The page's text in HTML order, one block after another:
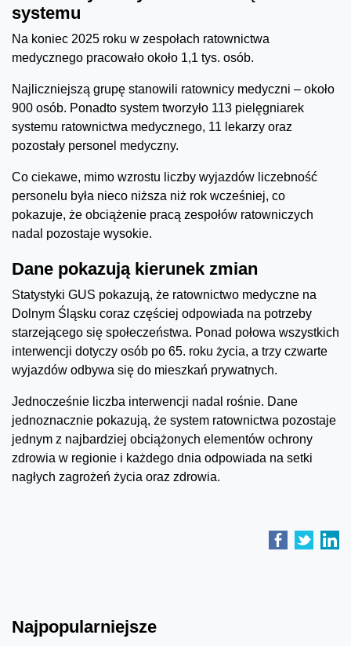
systemu
Na koniec 2025 roku w zespołach ratownictwa
medycznego pracowało około 1,1 tys. osób.
Najliczniejszą grupę stanowili ratownicy medyczni – około
900 osób. Ponadto system tworzyło 113 pielęgniarek
systemu ratownictwa medycznego, 11 lekarzy oraz
pozostały personel medyczny.
Co ciekawe, mimo wzrostu liczby wyjazdów liczebność
personelu była nieco niższa niż rok wcześniej, co
pokazuje, że obciążenie pracą zespołów ratowniczych
nadal pozostaje wysokie.
Dane pokazują kierunek zmian
Statystyki GUS pokazują, że ratownictwo medyczne na
Dolnym Śląsku coraz częściej odpowiada na potrzeby
starzejącego się społeczeństwa. Ponad połowa wszystkich
interwencji dotyczy osób po 65. roku życia, a trzy czwarte
wyjazdów odbywa się do mieszkań prywatnych.
Jednocześnie liczba interwencji nadal rośnie. Dane
jednoznacznie pokazują, że system ratownictwa pozostaje
jednym z najbardziej obciążonych elementów ochrony
zdrowia w regionie i każdego dnia odpowiada na setki
nagłych zagrożeń życia oraz zdrowia.
Najpopularniejsze